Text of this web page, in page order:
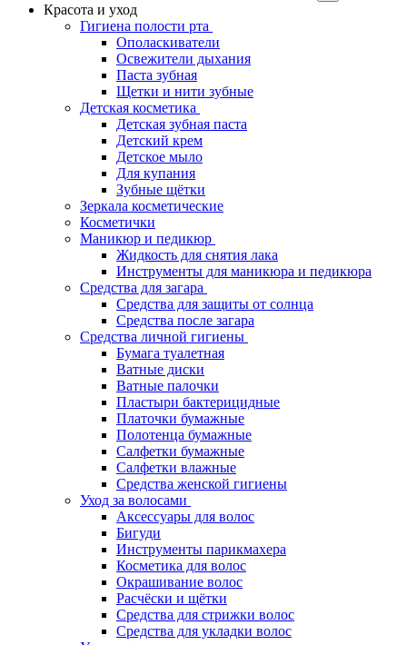
Красота и уход
Гигиена полости рта
Ополаскиватели
Освежители дыхания
Паста зубная
Щетки и нити зубные
Детская косметика
Детская зубная паста
Детский крем
Детское мыло
Для купания
Зубные щётки
Зеркала косметические
Косметички
Маникюр и педикюр
Жидкость для снятия лака
Инструменты для маникюра и педикюра
Средства для загара
Средства для защиты от солнца
Средства после загара
Средства личной гигиены
Бумага туалетная
Ватные диски
Ватные палочки
Пластыри бактерицидные
Платочки бумажные
Полотенца бумажные
Салфетки бумажные
Салфетки влажные
Средства женской гигиены
Уход за волосами
Аксессуары для волос
Бигуди
Инструменты парикмахера
Косметика для волос
Окрашивание волос
Расчёски и щётки
Средства для стрижки волос
Средства для укладки волос